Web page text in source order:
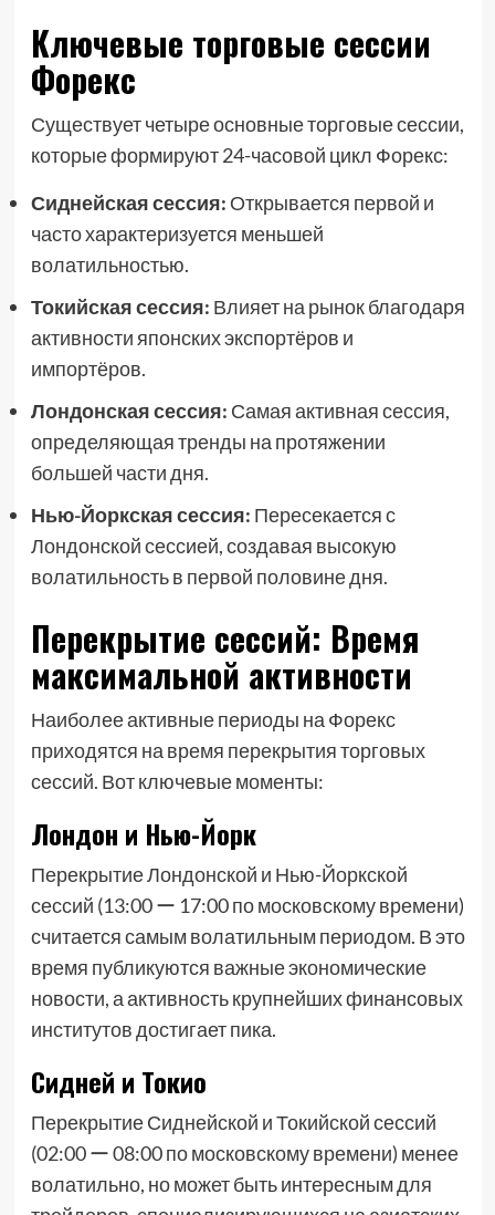
Ключевые торговые сессии
Форекс
Существует четыре основные торговые сессии,
которые формируют 24-часовой цикл Форекс:
Сиднейская сессия: Открывается первой и
часто характеризуется меньшей
волатильностью.
Токийская сессия: Влияет на рынок благодаря
активности японских экспортёров и
импортёров.
Лондонская сессия: Самая активная сессия,
определяющая тренды на протяжении
большей части дня.
Нью-Йоркская сессия: Пересекается с
Лондонской сессией, создавая высокую
волатильность в первой половине дня.
Перекрытие сессий: Время
максимальной активности
Наиболее активные периоды на Форекс
приходятся на время перекрытия торговых
сессий. Вот ключевые моменты:
Лондон и Нью-Йорк
Перекрытие Лондонской и Нью-Йоркской
сессий (13:00 ー 17:00 по московскому времени)
считается самым волатильным периодом. В это
время публикуются важные экономические
новости, а активность крупнейших финансовых
институтов достигает пика.
Сидней и Токио
Перекрытие Сиднейской и Токийской сессий
(02:00 ー 08:00 по московскому времени) менее
волатильно, но может быть интересным для